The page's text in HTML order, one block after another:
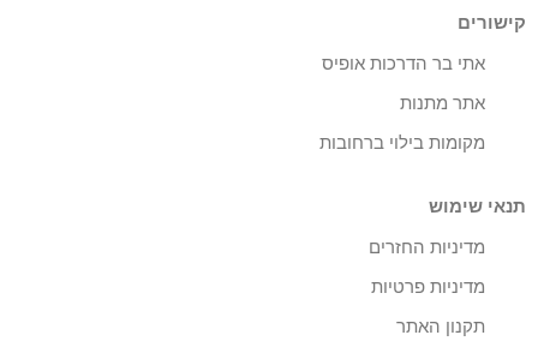
קישורים
אתי בר הדרכות אופיס
אתר מתנות
מקומות בילוי ברחובות
תנאי שימוש
מדיניות החזרים
מדיניות פרטיות
תקנון האתר